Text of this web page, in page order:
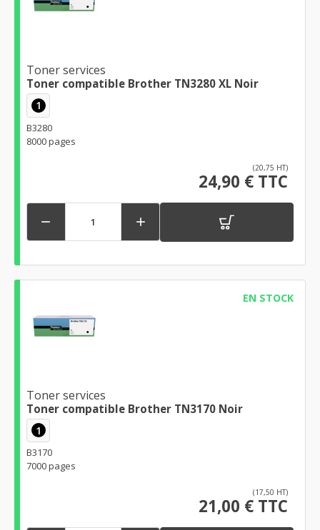
Toner services
Toner compatible Brother TN3280 XL Noir
1
B3280
8000 pages
(20,75 HT)
24,90 € TTC
 
EN STOCK
Toner services
Toner compatible Brother TN3170 Noir
1
B3170
7000 pages
(17,50 HT)
21,00 € TTC